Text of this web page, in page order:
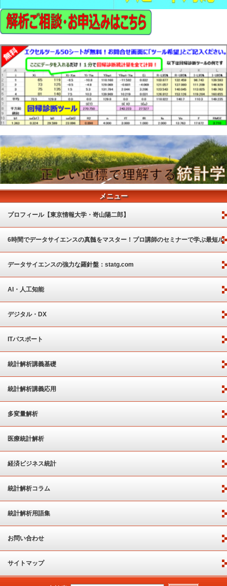
メニュー
プロフィール【東京情報大学・嵜山陽二郎】
6時間でデータサイエンスの真髄をマスター！プロ講師のセミナーで学ぶ最短ル
ート
データサイエンスの強力な羅針盤：statg.com
AI・人工知能
デジタル・DX
ITパスポート
統計解析講義基礎
統計解析講義応用
多変量解析
医療統計解析
経済ビジネス統計
統計解析コラム
統計解析用語集
お問い合わせ
サイトマップ